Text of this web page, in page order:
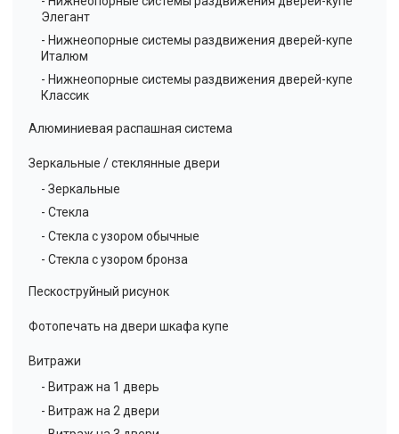
Элегант
- Нижнеопорные системы раздвижения дверей-купе
Италюм
- Нижнеопорные системы раздвижения дверей-купе
Классик
Алюминиевая распашная система
Зеркальные / стеклянные двери
- Зеркальные
- Стекла
- Стекла с узором обычные
- Стекла с узором бронза
Пескоструйный рисунок
Фотопечать на двери шкафа купе
Витражи
- Витраж на 1 дверь
- Витраж на 2 двери